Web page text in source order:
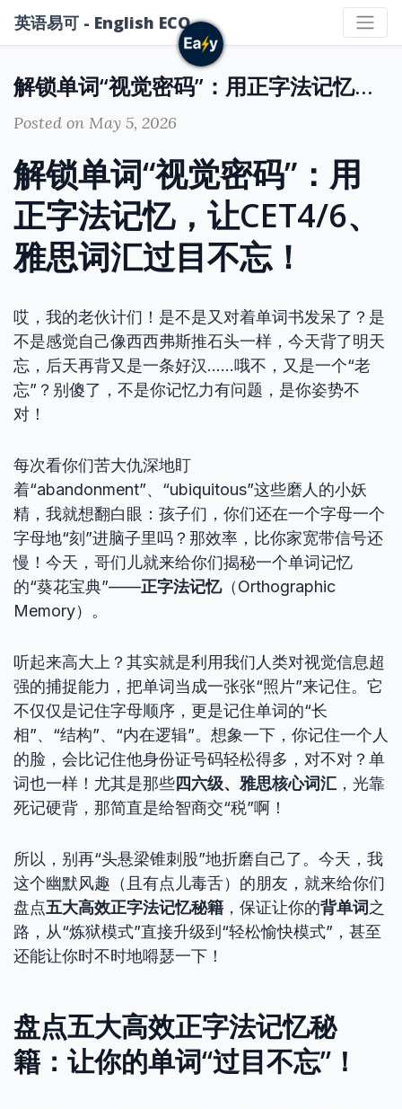
英语易可 - English ECO
解锁单词“视觉密码”：用正字法记忆，让CET4/6、雅思词汇过目不忘！
Posted on May 5, 2026
解锁单词“视觉密码”：用
正字法记忆，让CET4/6、
雅思词汇过目不忘！
哎，我的老伙计们！是不是又对着单词书发呆了？是
不是感觉自己像西西弗斯推石头一样，今天背了明天
忘，后天再背又是一条好汉……哦不，又是一个“老
忘”？别傻了，不是你记忆力有问题，是你姿势不
对！
每次看你们苦大仇深地盯
着“abandonment”、“ubiquitous”这些磨人的小妖
精，我就想翻白眼：孩子们，你们还在一个字母一个
字母地“刻”进脑子里吗？那效率，比你家宽带信号还
慢！今天，哥们儿就来给你们揭秘一个单词记忆
的“葵花宝典”——正字法记忆（Orthographic
Memory）。
听起来高大上？其实就是利用我们人类对视觉信息超
强的捕捉能力，把单词当成一张张“照片”来记住。它
不仅仅是记住字母顺序，更是记住单词的“长
相”、“结构”、“内在逻辑”。想象一下，你记住一个人
的脸，会比记住他身份证号码轻松得多，对不对？单
词也一样！尤其是那些四六级、雅思核心词汇 ，光靠
死记硬背，那简直是给智商交“税”啊！
所以，别再“头悬梁锥刺股”地折磨自己了。今天，我
这个幽默风趣（且有点儿毒舌）的朋友，就来给你们
盘点五大高效正字法记忆秘籍 ，保证让你的背单词 之
路，从“炼狱模式”直接升级到“轻松愉快模式”，甚至
还能让你时不时地嘚瑟一下！
盘点五大高效正字法记忆秘
籍：让你的单词“过目不忘”！